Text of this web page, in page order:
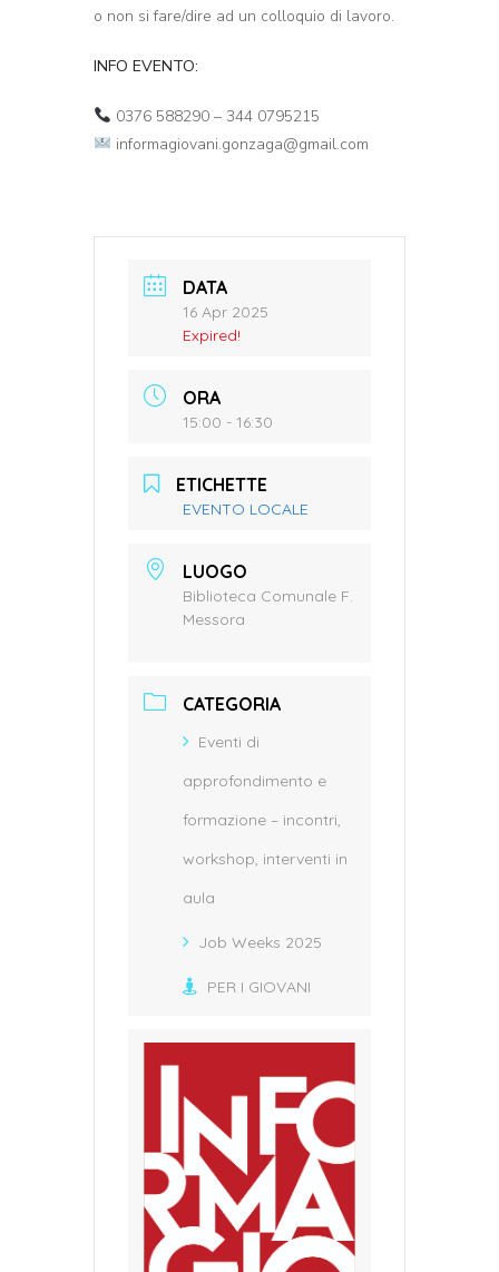
o non si fare/dire ad un colloquio di lavoro.
INFO EVENTO:
0376 588290 – 344 0795215
informagiovani.gonzaga@gmail.com
DATA
16 Apr 2025
Expired!
ORA
15:00 - 16:30
ETICHETTE
EVENTO LOCALE
LUOGO
Biblioteca Comunale F.
Messora
CATEGORIA
Eventi di
approfondimento e
formazione – incontri,
workshop, interventi in
aula
Job Weeks 2025
PER I GIOVANI